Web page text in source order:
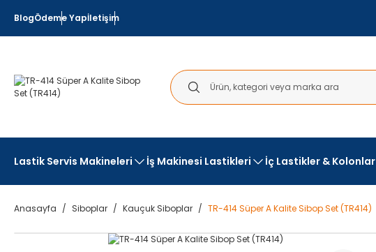
BlogÖdeme Yapİletişim
Lastik Servis Makineleri İş Makinesi Lastikleri İç Lastikler & Kolonlar
Anasayfa Siboplar Kauçuk Siboplar TR-414 Süper A Kalite Sibop Set (TR414)